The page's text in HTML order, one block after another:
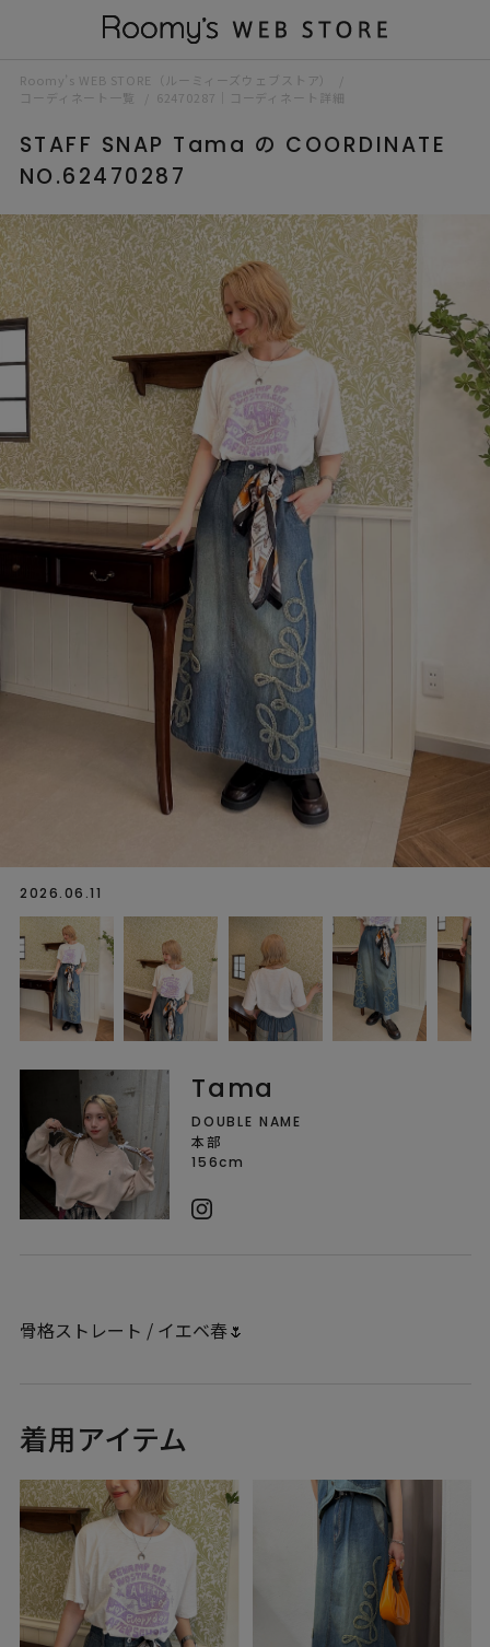
Roomy’s WEB STORE（ルーミィーズウェブストア）
コーディネート一覧
62470287｜コーディネート詳細
STAFF SNAP Tama の COORDINATE
NO.62470287
2026.06.11
Tama
DOUBLE NAME
本部
156cm
骨格ストレート / イエベ春🌷
着用アイテム